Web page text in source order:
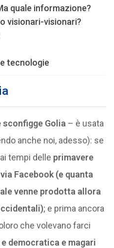
quale informazione?
visionari-visionari?
tecnologie
sconfigge Golia – è usata
anche noi, adesso): se
tempi delle primavere
Facebook (e quanta
venne prodotta allora
; e prima ancora
che volevano farci
democratica e magari